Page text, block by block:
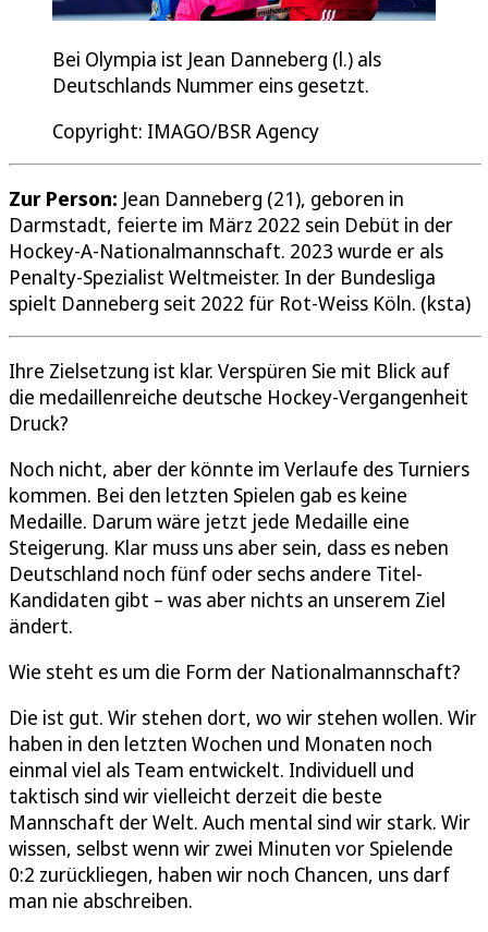
Bei Olympia ist Jean Danneberg (l.) als
Deutschlands Nummer eins gesetzt.
Copyright: IMAGO/BSR Agency
Zur Person: Jean Danneberg (21), geboren in
Darmstadt, feierte im März 2022 sein Debüt in der
Hockey-A-Nationalmannschaft. 2023 wurde er als
Penalty-Spezialist Weltmeister. In der Bundesliga
spielt Danneberg seit 2022 für Rot-Weiss Köln. (ksta)
Ihre Zielsetzung ist klar. Verspüren Sie mit Blick auf
die medaillenreiche deutsche Hockey-Vergangenheit
Druck?
Noch nicht, aber der könnte im Verlaufe des Turniers
kommen. Bei den letzten Spielen gab es keine
Medaille. Darum wäre jetzt jede Medaille eine
Steigerung. Klar muss uns aber sein, dass es neben
Deutschland noch fünf oder sechs andere Titel-
Kandidaten gibt – was aber nichts an unserem Ziel
ändert.
Wie steht es um die Form der Nationalmannschaft?
Die ist gut. Wir stehen dort, wo wir stehen wollen. Wir
haben in den letzten Wochen und Monaten noch
einmal viel als Team entwickelt. Individuell und
taktisch sind wir vielleicht derzeit die beste
Mannschaft der Welt. Auch mental sind wir stark. Wir
wissen, selbst wenn wir zwei Minuten vor Spielende
0:2 zurückliegen, haben wir noch Chancen, uns darf
man nie abschreiben.